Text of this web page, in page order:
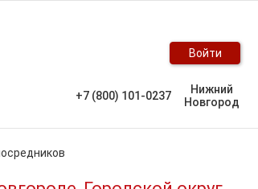
Войти
+7 (800) 101-0237
Нижний
Новгород